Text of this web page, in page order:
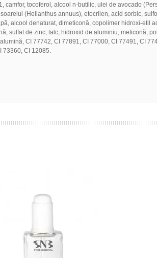
tocoferol, alcool n-butilic, ulei de avocado
(Helianthus annuus), etocrilen, acid sorbic,
alcool denaturat, dimeticonă, copolimer hidroxi-etil
sulfat de zinc, talc, hidroxid de aluminiu, meticonă,
CI 77742, CI 77891, CI 77000, CI 77491, CI
73360, CI 12085.